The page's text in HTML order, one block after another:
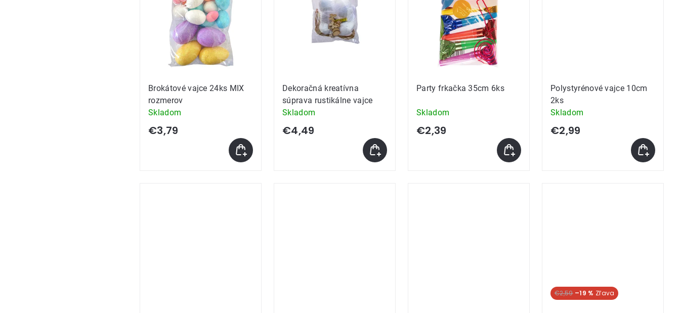
Brokátové vajce 24ks MIX
rozmerov
Skladom
€3,79
Dekoračná kreatívna
súprava rustikálne vajce
Skladom
€4,49
Party frkačka 35cm 6ks
Skladom
€2,39
Polystyrénové vajce 10cm
2ks
Skladom
€2,99
€2,59 –19 %